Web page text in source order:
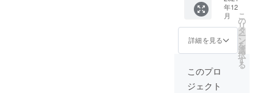
11,400
→2100
円OFF
の9300
円(税
込) ※
送料無
料
年12
月
詳細を見る
こ
の
リ
タ
ー
ン
を
選
択
す
る
このプロ
ジェクト